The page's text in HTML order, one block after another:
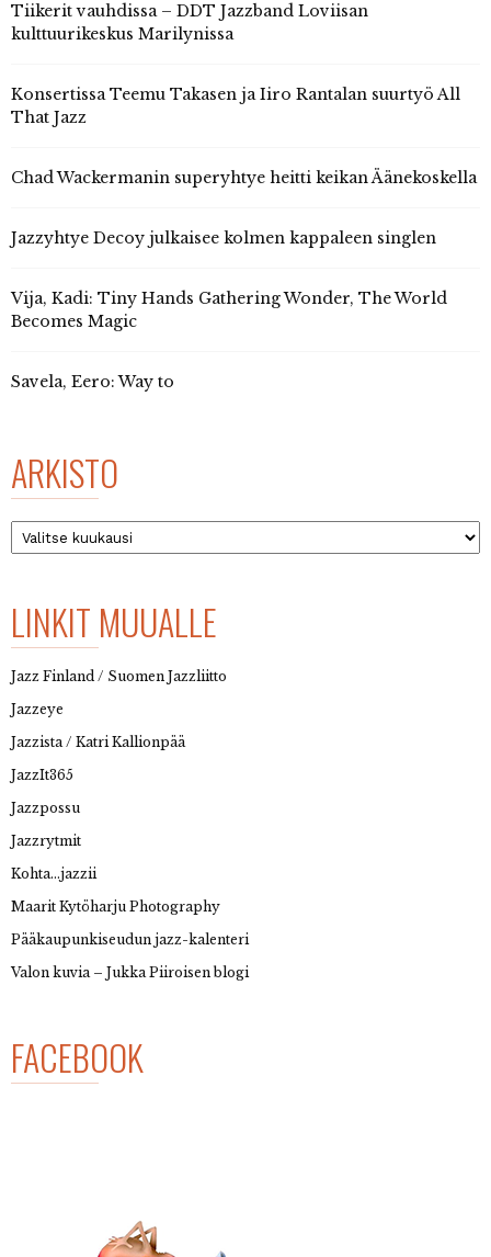
Tiikerit vauhdissa – DDT Jazzband Loviisan
kulttuurikeskus Marilynissa
Konsertissa Teemu Takasen ja Iiro Rantalan suurtyö All
That Jazz
Chad Wackermanin superyhtye heitti keikan Äänekoskella
Jazzyhtye Decoy julkaisee kolmen kappaleen singlen
Vija, Kadi: Tiny Hands Gathering Wonder, The World
Becomes Magic
Savela, Eero: Way to
ARKISTO
Arkisto
LINKIT MUUALLE
Jazz Finland / Suomen Jazzliitto
Jazzeye
Jazzista / Katri Kallionpää
JazzIt365
Jazzpossu
Jazzrytmit
Kohta…jazzii
Maarit Kytöharju Photography
Pääkaupunkiseudun jazz-kalenteri
Valon kuvia – Jukka Piiroisen blogi
FACEBOOK